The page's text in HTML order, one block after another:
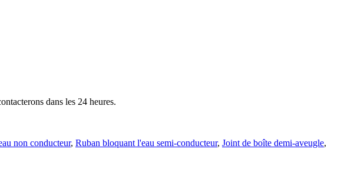
dans les 24 heures.
non conducteur, Ruban bloquant l'eau semi-conducteur, Joint de boîte demi-aveugle,